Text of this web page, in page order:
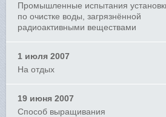
Промышленные испытания
по очистке воды, загрязнённой
радиоактивными веществами
1 июля 2007
На отдых
19 июня 2007
Способ выращивания